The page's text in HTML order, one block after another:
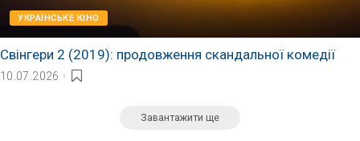
УКРАЇНСЬКЕ КІНО
Свінгери 2 (2019): продовження скандальної комедії
10.07.2026
Завантажити ще